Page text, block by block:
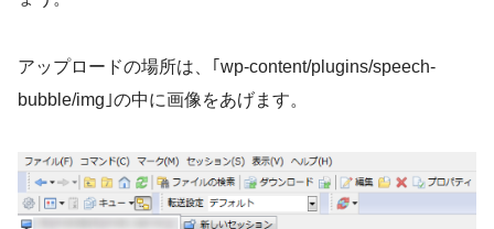
アップロードの場所は、｢wp-content/plugins/speech-
bubble/img｣の中に画像をあげます。